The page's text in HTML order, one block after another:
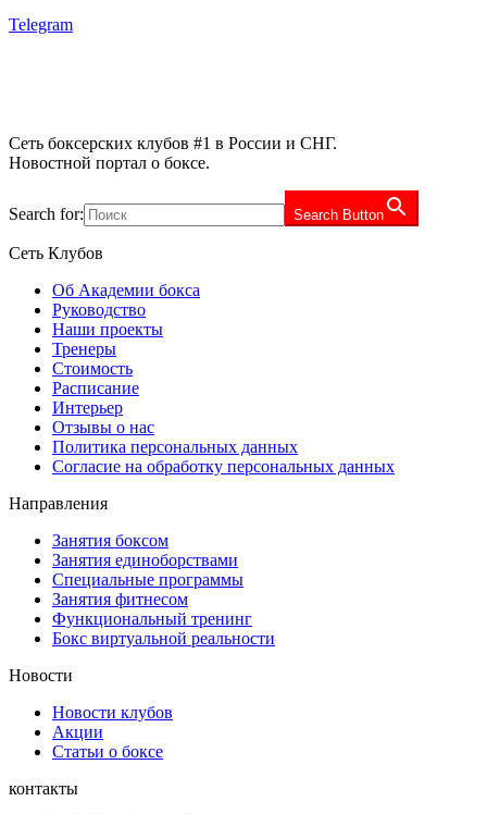
Telegram
Сеть боксерских клубов #1 в России и СНГ.
Новостной портал о боксе.
Search for: Search Button
Сеть Клубов
Об Академии бокса
Руководство
Наши проекты
Тренеры
Стоимость
Расписание
Интерьер
Отзывы о нас
Политика персональных данных
Согласие на обработку персональных данных
Направления
Занятия боксом
Занятия единоборствами
Специальные программы
Занятия фитнесом
Функциональный тренинг
Бокс виртуальной реальности
Новости
Новости клубов
Акции
Статьи о боксе
контакты